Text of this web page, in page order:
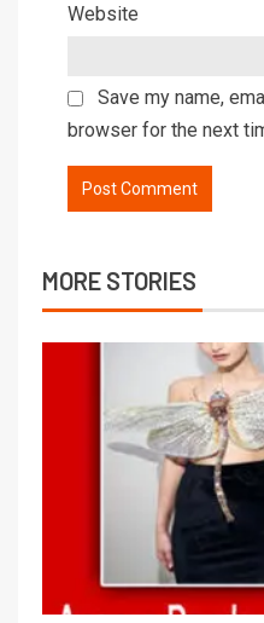
Website
Save my name,
browser for the next
MORE STORIES